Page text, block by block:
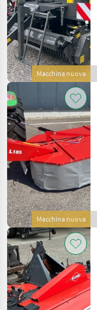
Macchina nuova
Macchina nuova